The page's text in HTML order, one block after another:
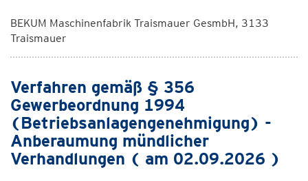
BEKUM Maschinenfabrik Traismauer GesmbH, 3133
Traismauer
Verfahren gemäß § 356
Gewerbeordnung 1994
(Betriebsanlagengenehmigung) -
Anberaumung mündlicher
Verhandlungen ( am 02.09.2026 )